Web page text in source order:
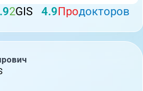
2GIS 4.9Продокторов